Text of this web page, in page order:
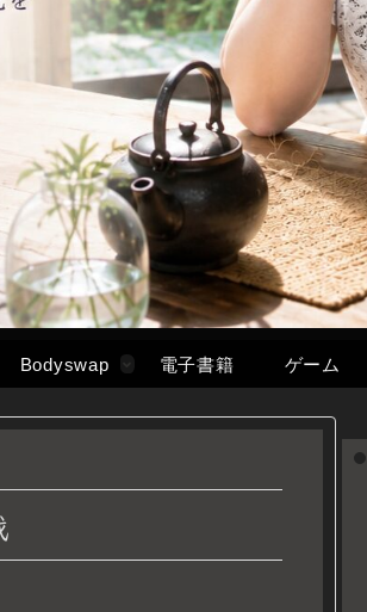
Bodyswap 電子書籍 ゲーム